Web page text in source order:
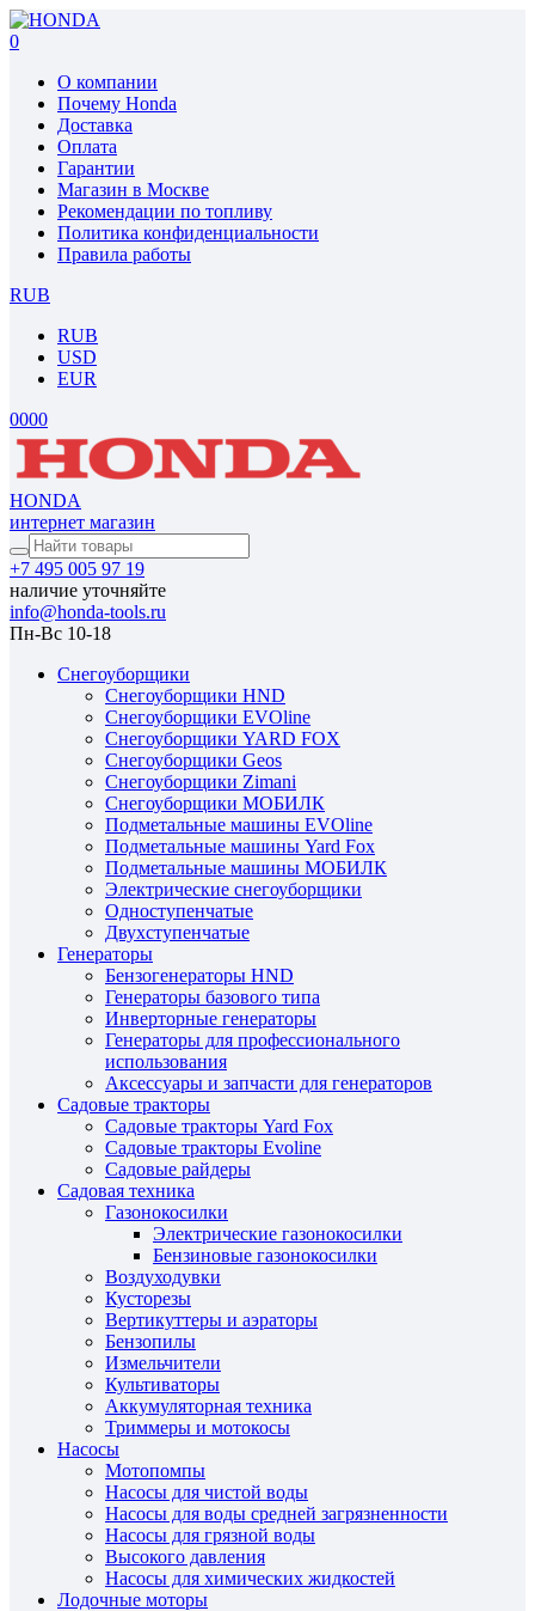
0
О компании
Почему Honda
Доставка
Оплата
Гарантии
Магазин в Москве
Рекомендации по топливу
Политика конфиденциальности
Правила работы
RUB
RUB
USD
EUR
0000
HONDA
интернет магазин
+7 495 005 97 19
наличие уточняйте
info@honda-tools.ru
Пн-Вс 10-18
Снегоуборщики
Снегоуборщики HND
Снегоуборщики EVOline
Снегоуборщики YARD FOX
Снегоуборщики Geos
Снегоуборщики Zimani
Снегоуборщики МОБИЛК
Подметальные машины EVOline
Подметальные машины Yard Fox
Подметальные машины МОБИЛК
Электрические снегоуборщики
Одноступенчатые
Двухступенчатые
Генераторы
Бензогенераторы HND
Генераторы базового типа
Инверторные генераторы
Генераторы для профессионального
использования
Аксессуары и запчасти для генераторов
Садовые тракторы
Садовые тракторы Yard Fox
Садовые тракторы Evoline
Садовые райдеры
Садовая техника
Газонокосилки
Электрические газонокосилки
Бензиновые газонокосилки
Воздуходувки
Кусторезы
Вертикуттеры и аэраторы
Бензопилы
Измельчители
Культиваторы
Аккумуляторная техника
Триммеры и мотокосы
Насосы
Мотопомпы
Насосы для чистой воды
Насосы для воды средней загрязненности
Насосы для грязной воды
Высокого давления
Насосы для химических жидкостей
Лодочные моторы